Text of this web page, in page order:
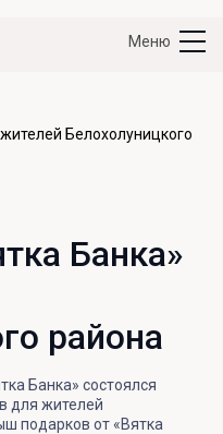
Меню
Белохолуницкого
Банка»
района
Банка» состоялся
для жителей
подарков от «Вятка